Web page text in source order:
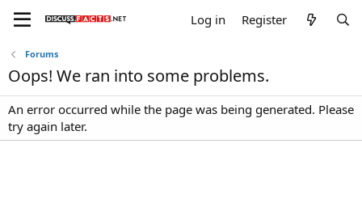
Log in Register
Forums
Oops! We ran into some problems.
An error occurred while the page was being generated. Please
try again later.